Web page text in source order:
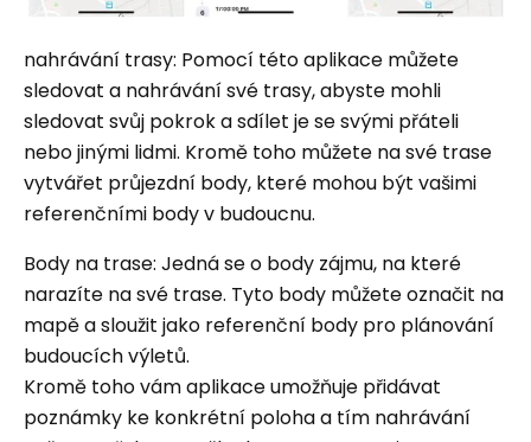
nahrávání trasy: Pomocí této aplikace můžete
sledovat a nahrávání své trasy, abyste mohli
sledovat svůj pokrok a sdílet je se svými přáteli
nebo jinými lidmi. Kromě toho můžete na své trase
vytvářet průjezdní body, které mohou být vašimi
referenčními body v budoucnu.
Body na trase: Jedná se o body zájmu, na které
narazíte na své trase. Tyto body můžete označit na
mapě a sloužit jako referenční body pro plánování
budoucích výletů.
Kromě toho vám aplikace umožňuje přidávat
poznámky ke konkrétní poloha a tím nahrávání